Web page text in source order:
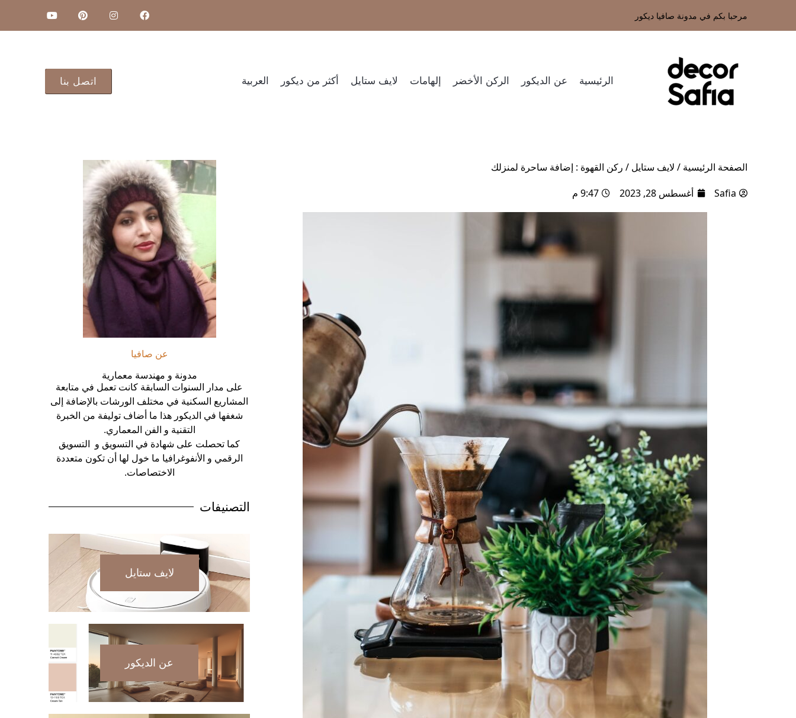
مرحبا بكم في مدونة صافيا ديكور
الرئيسية عن الديكور​ الركن الأخضر إلهامات لايف ستايل أكثر من ديكور العربية اتصل بنا
الصفحة الرئيسية / لايف ستايل / ركن القهوة : إضافة ساحرة لمنزلك
Safia
أغسطس 28, 2023 9:47 م
عن صافيا
مدونة و مهندسة معمارية
على مدار السنوات السابقة كانت تعمل في متابعة
المشاريع السكنية في مختلف الورشات بالإضافة إلى
شغفها في الديكور هذا ما أضاف توليفة من الخبرة
التقنية و الفن المعماري.
كما تحصلت على شهادة في التسويق و التسويق
الرقمي و الأنفوغرافيا ما خول لها أن تكون متعددة
الاختصاصات.
التصنيفات
لايف ستايل
عن الديكور